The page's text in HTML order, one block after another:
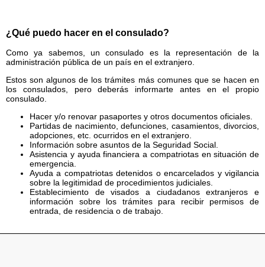
¿Qué puedo hacer en el consulado?
Como ya sabemos, un consulado es la representación de la
administración pública de un país en el extranjero.
Estos son algunos de los trámites más comunes que se hacen en
los consulados, pero deberás informarte antes en el propio
consulado.
Hacer y/o renovar pasaportes y otros documentos oficiales.
Partidas de nacimiento, defunciones, casamientos, divorcios,
adopciones, etc. ocurridos en el extranjero.
Información sobre asuntos de la Seguridad Social.
Asistencia y ayuda financiera a compatriotas en situación de
emergencia.
Ayuda a compatriotas detenidos o encarcelados y vigilancia
sobre la legitimidad de procedimientos judiciales.
Establecimiento de visados a ciudadanos extranjeros e
información sobre los trámites para recibir permisos de
entrada, de residencia o de trabajo.